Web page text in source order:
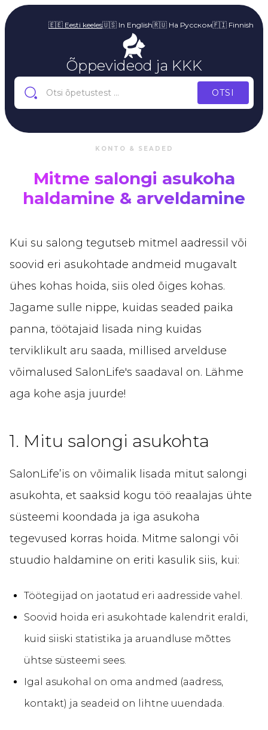
🇪🇪 Eesti keeles🇺🇸 In English🇷🇺 На Русском🇫🇮 Finnish
Õppevideod ja KKK
KONTO & SEADED
Mitme salongi asukoha
haldamine & arveldamine
Kui su salong tegutseb mitmel aadressil või
soovid eri asukohtade andmeid mugavalt
ühes kohas hoida, siis oled õiges kohas.
Jagame sulle nippe, kuidas seaded paika
panna, töötajaid lisada ning kuidas
terviklikult aru saada, millised arvelduse
võimalused SalonLife's saadaval on. Lähme
aga kohe asja juurde!
1. Mitu salongi asukohta
SalonLife’is on võimalik lisada mitut salongi
asukohta, et saaksid kogu töö reaalajas ühte
süsteemi koondada ja iga asukoha
tegevused korras hoida. Mitme salongi või
stuudio haldamine on eriti kasulik siis, kui:
Töötegijad on jaotatud eri aadresside vahel.
Soovid hoida eri asukohtade kalendrit eraldi,
kuid siiski statistika ja aruandluse mõttes
ühtse süsteemi sees.
Igal asukohal on oma andmed (aadress,
kontakt) ja seadeid on lihtne uuendada.